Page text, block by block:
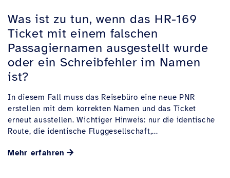
Was ist zu tun, wenn das HR-169
Ticket mit einem falschen
Passagiernamen ausgestellt wurde
oder ein Schreibfehler im Namen
ist?
In diesem Fall muss das Reisebüro eine neue PNR
erstellen mit dem korrekten Namen und das Ticket
erneut ausstellen. Wichtiger Hinweis: nur die identische
Route, die identische Fluggesellschaft,...
Mehr erfahren